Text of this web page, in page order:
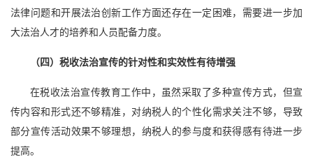
法律问题和开展法治创新工作方面还存在一定困难，需要进一步加
大法治人才的培养和人员配备力度。
（四）税收法治宣传的针对性和实效性有待增强
在税收法治宣传教育工作中，虽然采取了多种宣传方式，但宣
传内容和形式还不够精准，对纳税人的个性化需求关注不够，导致
部分宣传活动效果不够理想，纳税人的参与度和获得感有待进一步
提高。